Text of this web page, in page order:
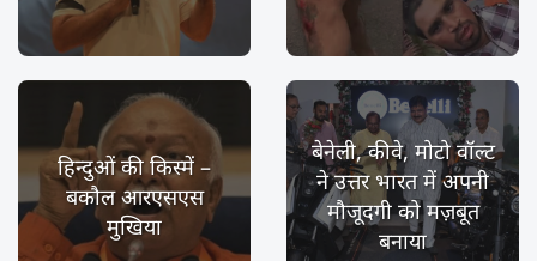
हिन्दुओं की किस्में –
बकौल आरएसएस
मुखिया
बेनेली, कीवे, मोटो वॉल्ट
ने उत्तर भारत में अपनी
मौजूदगी को मज़बूत
बनाया